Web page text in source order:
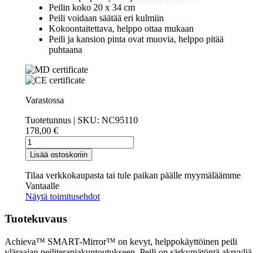
Peilin koko 20 x 34 cm
Peili voidaan säätää eri kulmiin
Kokoontaitettava, helppo ottaa mukaan
Peili ja kansion pinta ovat muovia, helppo pitää
puhtaana
Varastossa
Tuotetunnus | SKU: NC95110
178,00 €
Achieva™
SMART-
Mirror™
määrä
Lisää ostoskoriin
Tilaa verkkokaupasta tai tule paikan päälle myymäläämme
Vantaalle
Näytä toimitusehdot
Tuotekuvaus
Achieva™ SMART-Mirror™ on kevyt, helppokäyttöinen peili